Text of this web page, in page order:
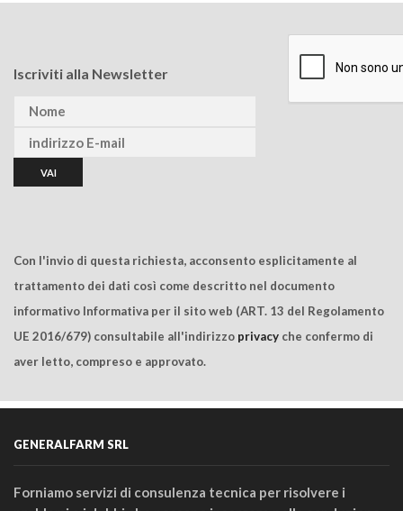
Iscriviti alla Newsletter
Con l'invio di questa richiesta, acconsento esplicitamente al
trattamento dei dati così come descritto nel documento
informativo Informativa per il sito web (ART. 13 del Regolamento
UE 2016/679) consultabile all'indirizzo privacy che confermo di
aver letto, compreso e approvato.
GENERALFARM SRL
Forniamo servizi di consulenza tecnica per risolvere i